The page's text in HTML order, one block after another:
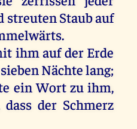
streutenStaubauf
ihm aufder Erde
siebenNächtelang;
ein Wort zu ihm,
dassder Schmerz